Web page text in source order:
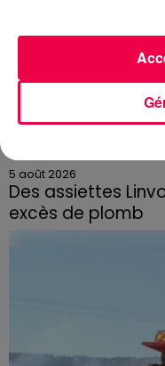
5 août 2026
Des assiettes
excès de plomb
Du plomb a été